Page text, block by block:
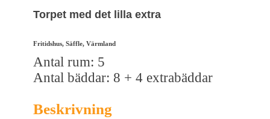
Torpet med det lilla extra
Fritidshus, Säffle, Värmland
Antal rum: 5
Antal bäddar: 8 + 4 extrabäddar
Beskrivning